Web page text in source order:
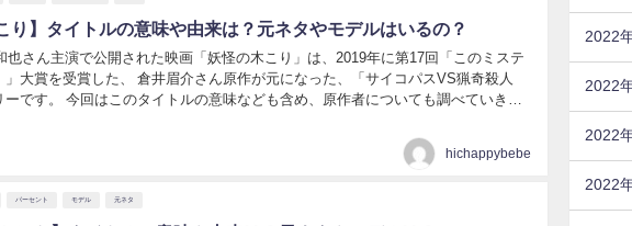
り】タイトルの意味や由来は？元ネタやモデルはいるの？
也さん主演で公開された映画「妖怪の木こり」は、2019年に第17回「このミステ
」大賞を受賞した、 倉井眉介さん原作が元になった、「サイコパスVS猟奇殺人
含め、原作者についても調べていきま
hichappybebe
パーセント モデル 元ネタ
2022
2022
2022
2022